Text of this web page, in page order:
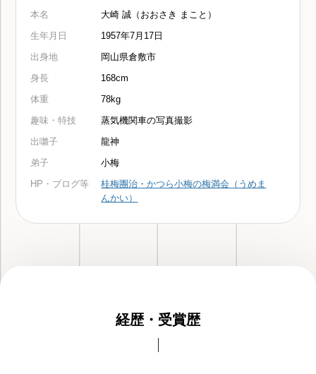
本名
大崎 誠（おおさき まこと）
生年月日
1957年7月17日
出身地
岡山県倉敷市
身長
168cm
体重
78kg
趣味・特技
蒸気機関車の写真撮影
出囃子
龍神
弟子
小梅
HP・ブログ等
桂梅團治・かつら小梅の梅満会（うめま
んかい）
経歴・受賞歴